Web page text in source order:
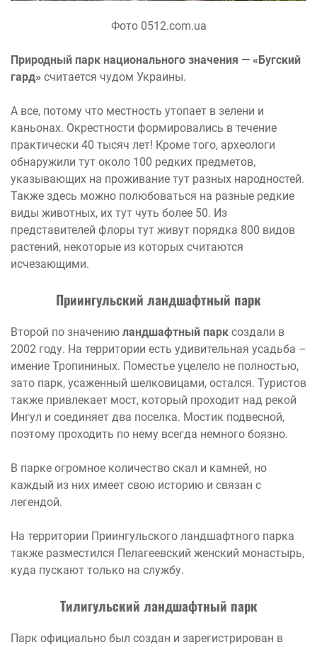
Фото 0512.com.ua
Природный парк национального значения — «Бугский
гард» считается чудом Украины.
А все, потому что местность утопает в зелени и
каньонах. Окрестности формировались в течение
практически 40 тысяч лет! Кроме того, археологи
обнаружили тут около 100 редких предметов,
указывающих на проживание тут разных народностей.
Также здесь можно полюбоваться на разные редкие
виды животных, их тут чуть более 50. Из
представителей флоры тут живут порядка 800 видов
растений, некоторые из которых считаются
исчезающими.
Приингульский ландшафтный парк
Второй по значению ландшафтный парк создали в
2002 году. На территории есть удивительная усадьба –
имение Тропининых. Поместье уцелело не полностью,
зато парк, усаженный шелковицами, остался. Туристов
также привлекает мост, который проходит над рекой
Ингул и соединяет два поселка. Мостик подвесной,
поэтому проходить по нему всегда немного боязно.
В парке огромное количество скал и камней, но
каждый из них имеет свою историю и связан с
легендой.
На территории Приингульского ландшафтного парка
также разместился Пелагеевский женский монастырь,
куда пускают только на службу.
Тилигульский ландшафтный парк
Парк официально был создан и зарегистрирован в